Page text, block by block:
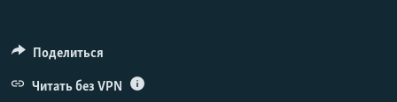
ПОДПИШИТЕСЬ НА РАССЫЛКУ
СОЦИАЛЬНЫЕ СЕТИ
Поделиться
Читать без VPN